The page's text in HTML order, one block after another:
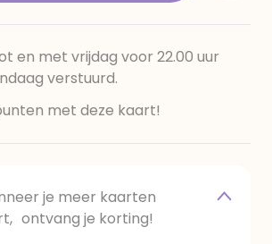
en met vrijdag voor 22.00 uur
verstuurd.
met deze kaart!
je meer kaarten
ontvang je korting!